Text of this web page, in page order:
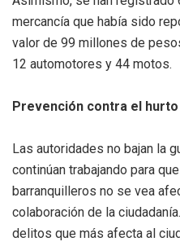
mercancía que había sido
valor de 99 millones de
12 automotores y 44 motos.
Prevención contra el hurto
Las autoridades no bajan la
continúan trabajando para
barranquilleros no se vea
colaboración de la
delitos que más afecta al